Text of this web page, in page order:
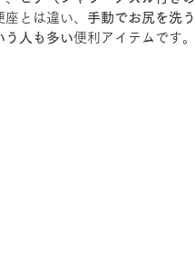
とは違い、 手動でお尻を洗
う人も多い便利アイテムです。